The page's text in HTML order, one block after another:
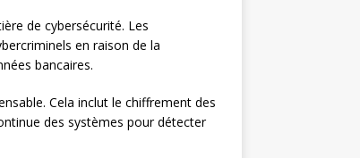
de cybersécurité. Les
en raison de la
bancaires.
Cela inclut le chiffrement des
des systèmes pour détecter